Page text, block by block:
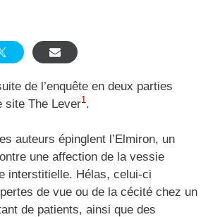
de l’enquête en deux parties
site The Lever1 .
auteurs épinglent l’Elmiron, un
une affection de la vessie
interstitielle. Hélas, celui-ci
de vue ou de la cécité chez un
de patients, ainsi que des